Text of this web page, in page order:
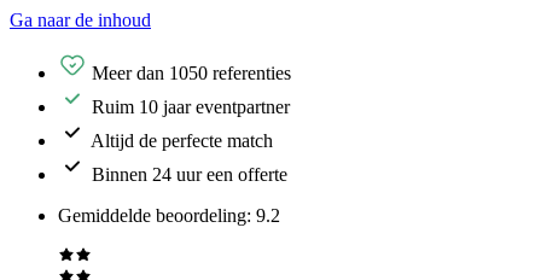
Ga naar de inhoud
Meer dan 1050 referenties
Ruim 10 jaar eventpartner
Altijd de perfecte match
Binnen 24 uur een offerte
Gemiddelde beoordeling: 9.2